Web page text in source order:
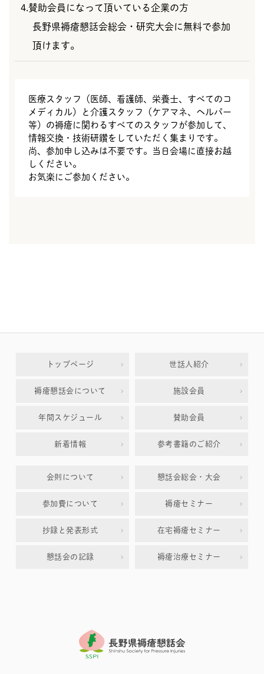
4.賛助会員になって頂いている企業の方
長野県褥瘡懇話会総会・研究大会に無料で参加
頂けます。
医療スタッフ（医師、看護師、栄養士、すべてのコ
メディカル）と介護スタッフ（ケアマネ、ヘルパー
等）の褥瘡に関わるすべてのスタッフが参加して、
情報交換・技術研鑽をしていただく集まりです。
尚、参加申し込みは不要です。当日会場に直接お越
しください。
お気楽にご参加ください。
トップページ
褥瘡懇話会について
年間スケジュール
新着情報
世話人紹介
施設会員
賛助会員
参考書籍のご紹介
会則について
参加費について
抄録と発表形式
懇話会の記録
懇話会総会・大会
褥瘡セミナー
在宅褥瘡セミナー
褥瘡治療セミナー